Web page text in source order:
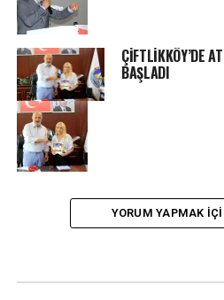
ÇİFTLİKKÖY’DE
BAŞLADI
YORUM YAPMAK